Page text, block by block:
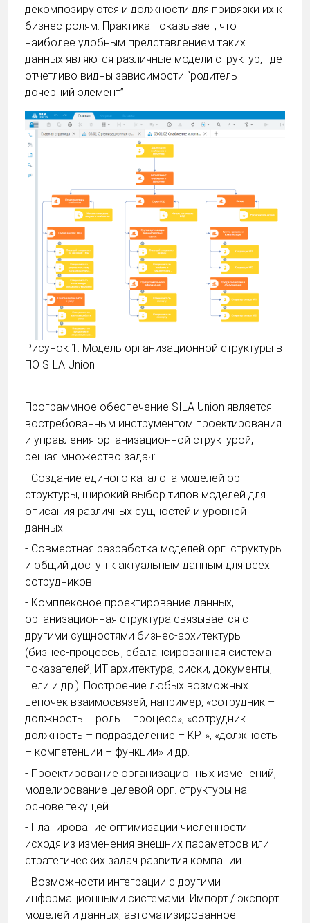
декомпозируются и должности для привязки их к
бизнес-ролям. Практика показывает, что
наиболее удобным представлением таких
данных являются различные модели структур, где
отчетливо видны зависимости “родитель –
дочерний элемент”:
Рисунок 1. Модель организационной структуры в
ПО SILA Union
Программное обеспечение SILA Union является
востребованным инструментом проектирования
и управления организационной структурой,
решая множество задач:
- Создание единого каталога моделей орг.
структуры, широкий выбор типов моделей для
описания различных сущностей и уровней
данных.
- Совместная разработка моделей орг. структуры
и общий доступ к актуальным данным для всех
сотрудников.
- Комплексное проектирование данных,
организационная структура связывается с
другими сущностями бизнес-архитектуры
(бизнес-процессы, сбалансированная система
показателей, ИТ-архитектура, риски, документы,
цели и др.). Построение любых возможных
цепочек взаимосвязей, например, «сотрудник –
должность – роль – процесс», «сотрудник –
должность – подразделение – KPI», «должность
– компетенции – функции» и др.
- Проектирование организационных изменений,
моделирование целевой орг. структуры на
основе текущей.
- Планирование оптимизации численности
исходя из изменения внешних параметров или
стратегических задач развития компании.
- Возможности интеграции с другими
информационными системами. Импорт / экспорт
моделей и данных, автоматизированное